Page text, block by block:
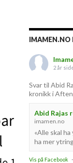
IMAMEN.NO
2 år
Svar til Abid
kronikk i
Abid Rajas
imamen.no
«Alle skal
ha mer
Vis på Facebook ·